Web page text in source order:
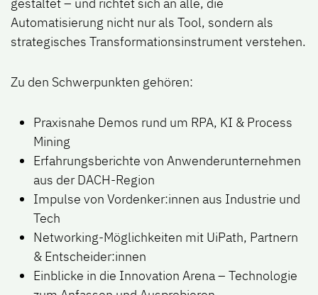
gestaltet – und richtet sich an alle, die
Automatisierung nicht nur als Tool, sondern als
strategisches Transformationsinstrumentverstehen.
Zu den Schwerpunkten gehören:
Praxisnahe Demos rund um RPA, KI & Process
Mining
Erfahrungsberichte von Anwenderunternehmen
aus der DACH-Region
Impulse von Vordenker:innen aus Industrie und
Tech
Networking-Möglichkeiten mit UiPath, Partnern
& Entscheider:innen
Einblicke in die Innovation Arena– Technologie